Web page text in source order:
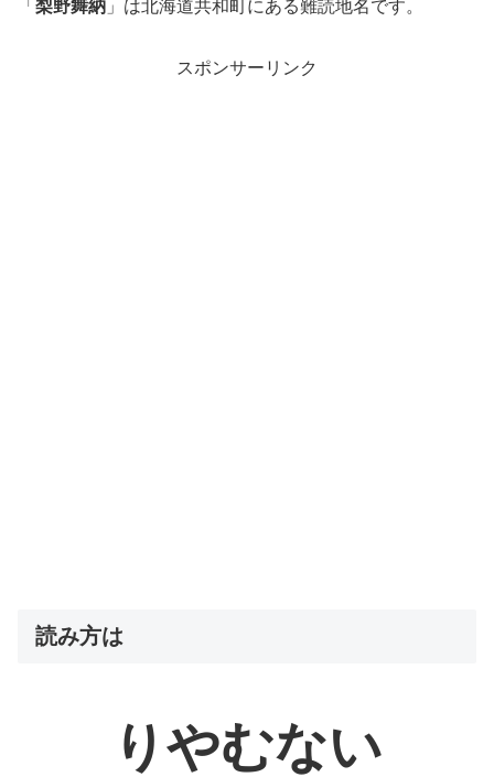
「 梨野舞納 」は北海道共和町にある難読地名です。
スポンサーリンク
読み方は
りやむない